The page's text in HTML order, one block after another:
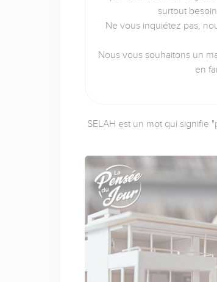
surtout
Ne vous inquiétez pas,
Nous vous souhaitons un
en
SELAH est un mot qui signifie